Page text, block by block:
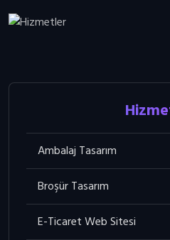
Ambalaj Tasarım
Broşür Tasarım
E-Ticaret Web Sitesi